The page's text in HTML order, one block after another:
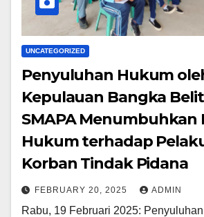
UNCATEGORIZED
Penyuluhan Hukum
Kepulauan Bangka
SMAPA Menumbuhkan
Hukum terhadap
Korban Tindak Pidana
FEBRUARY 20, 2025 ADMIN
Rabu, 19 Februari 2025: